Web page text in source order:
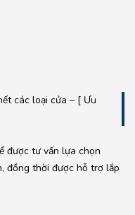
các loại cửa – [ Ưu
được tư vấn lựa chọn
đồng thời được hỗ trợ lắp